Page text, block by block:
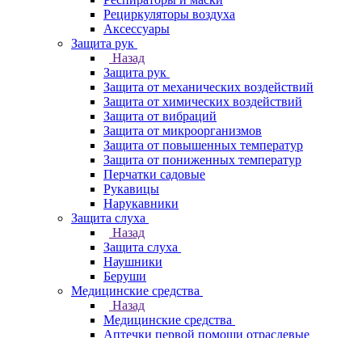
Рециркуляторы воздуха
Аксессуары
Защита рук
Назад
Защита рук
Защита от механических воздействий
Защита от химических воздействий
Защита от вибраций
Защита от микроорганизмов
Защита от повышенных температур
Защита от пониженных температур
Перчатки садовые
Рукавицы
Нарукавники
Защита слуха
Назад
Защита слуха
Наушники
Беруши
Медицинские средства
Назад
Медицинские средства
Аптечки первой помощи отраслевые